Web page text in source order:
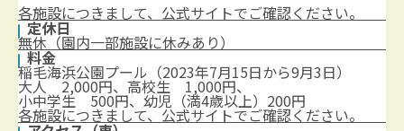
各施設につきまして、公式サイトでご確認ください。
定休日
無休（園内一部施設に休みあり）
料金
稲毛海浜公園プール（2023年7月15日から9月3日）
大人 2,000円、高校生 1,000円、
小中学生 500円、幼児（満4歳以上）200円
各施設につきまして、公式サイトでご確認ください。